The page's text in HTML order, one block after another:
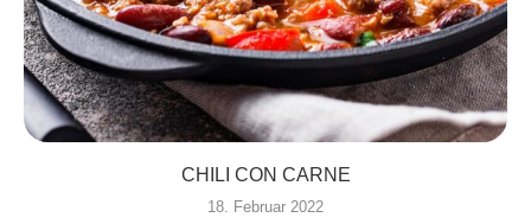
CHILI CON CARNE
18. Februar 2022